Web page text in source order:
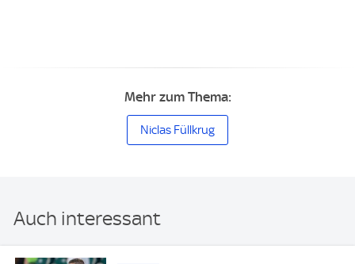
Mehr zum Thema:
Niclas Füllkrug
Auch interessant